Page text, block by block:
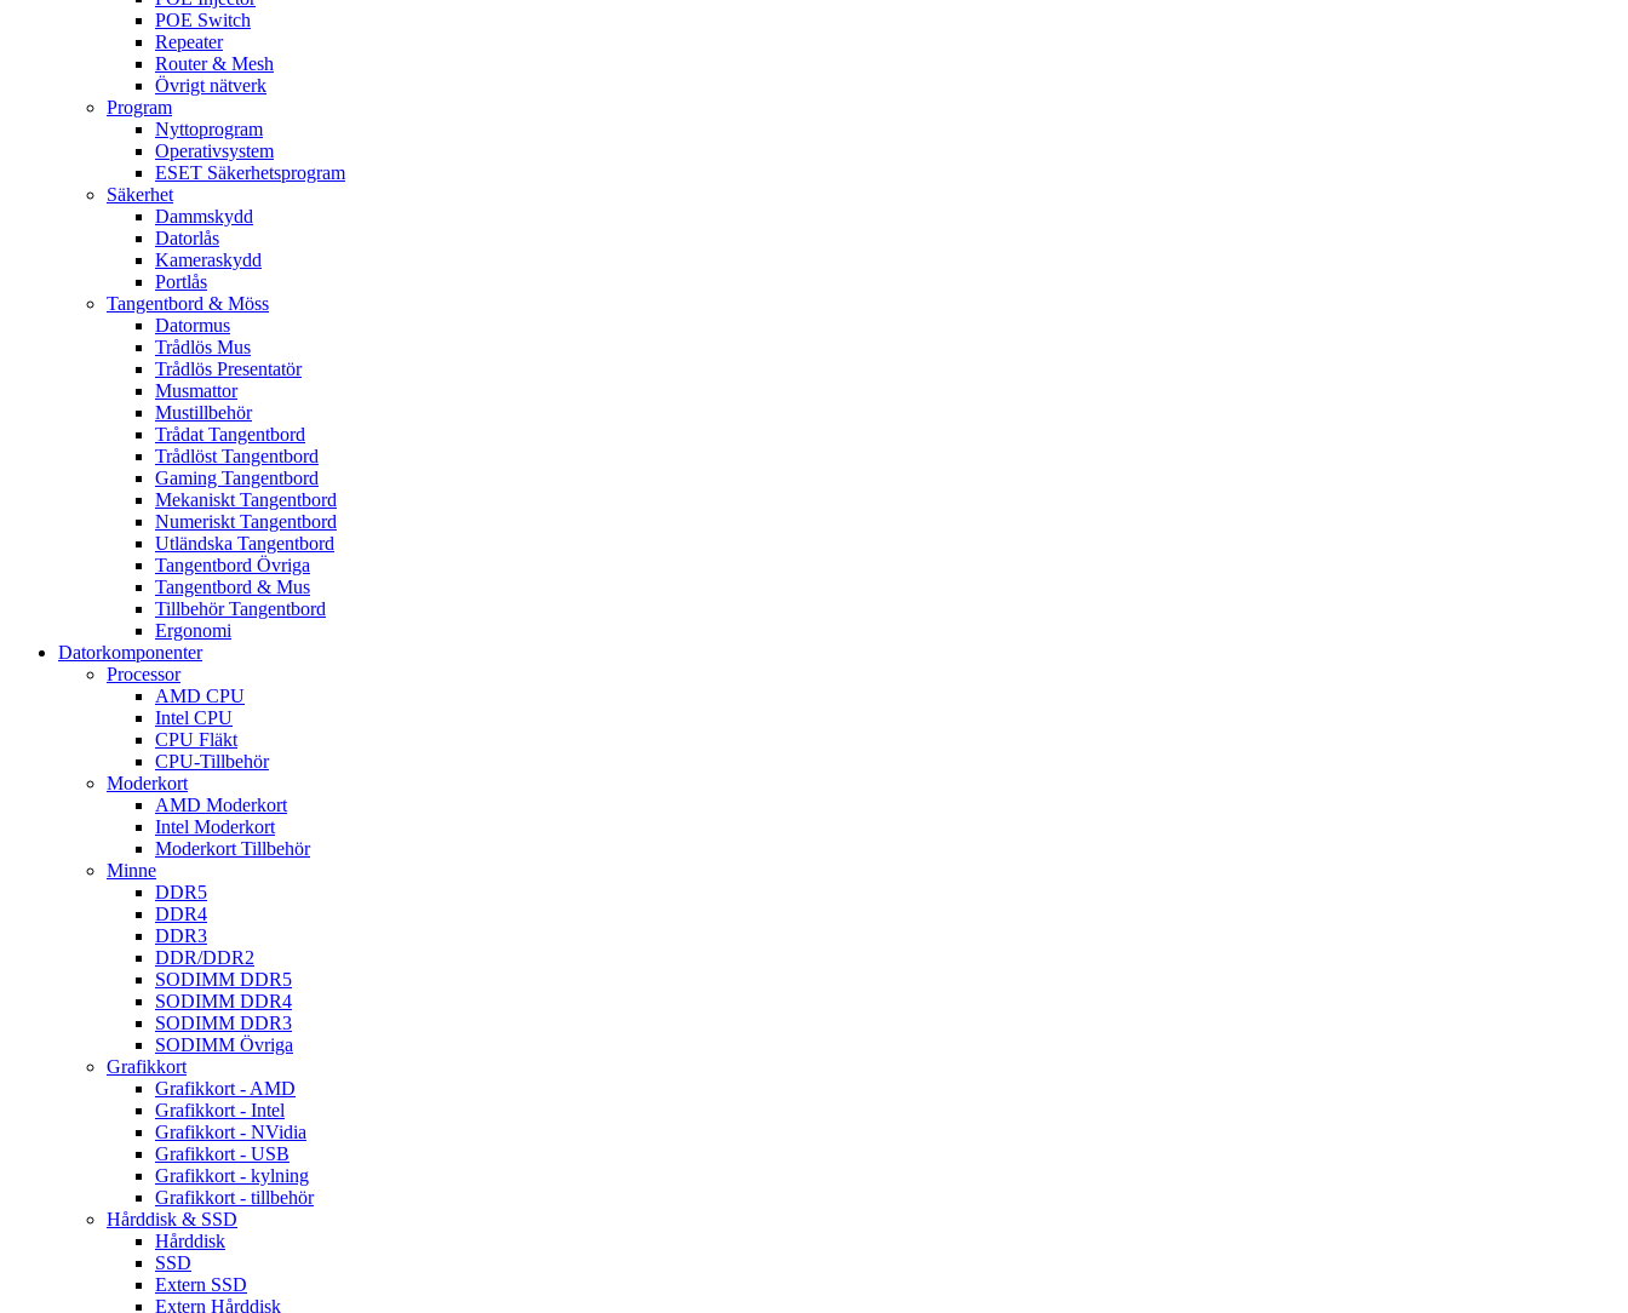
POE Switch
Repeater
Router & Mesh
Övrigt nätverk
Program
Nyttoprogram
Operativsystem
ESET Säkerhetsprogram
Säkerhet
Dammskydd
Datorlås
Kameraskydd
Portlås
Tangentbord & Möss
Datormus
Trådlös Mus
Trådlös Presentatör
Musmattor
Mustillbehör
Trådat Tangentbord
Trådlöst Tangentbord
Gaming Tangentbord
Mekaniskt Tangentbord
Numeriskt Tangentbord
Utländska Tangentbord
Tangentbord Övriga
Tangentbord & Mus
Tillbehör Tangentbord
Ergonomi
Datorkomponenter
Processor
AMD CPU
Intel CPU
CPU Fläkt
CPU-Tillbehör
Moderkort
AMD Moderkort
Intel Moderkort
Moderkort Tillbehör
Minne
DDR5
DDR4
DDR3
DDR/DDR2
SODIMM DDR5
SODIMM DDR4
SODIMM DDR3
SODIMM Övriga
Grafikkort
Grafikkort - AMD
Grafikkort - Intel
Grafikkort - NVidia
Grafikkort - USB
Grafikkort - kylning
Grafikkort - tillbehör
Hårddisk & SSD
Hårddisk
SSD
Extern SSD
Extern Hårddisk